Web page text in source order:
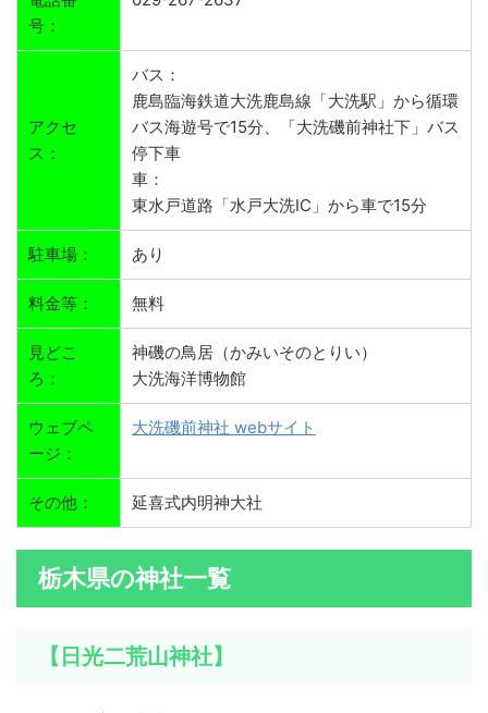
号：
アクセ
ス：
バス：
鹿島臨海鉄道大洗鹿島線「大洗駅」から循環
バス海遊号で15分、「大洗磯前神社下」バス
停下車
車：
東水戸道路「水戸大洗IC」から車で15分
駐車場： あり
料金等： 無料
見どこ
ろ：
神磯の鳥居（かみいそのとりい）
大洗海洋博物館
ウェブペ
ージ：
大洗磯前神社 webサイト
その他： 延喜式内明神大社
栃木県の神社一覧
【日光二荒山神社】